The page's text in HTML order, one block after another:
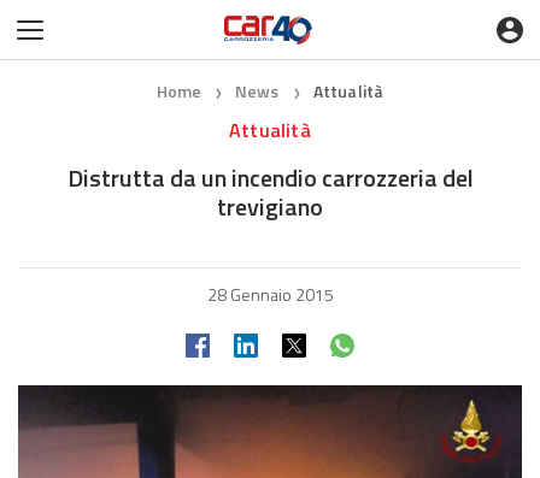
Home ❯ News ❯ Attualità
Attualità
Distrutta da un incendio carrozzeria del
trevigiano
28 Gennaio 2015